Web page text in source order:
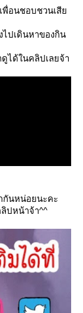
พื่อนชอบชวนเสี
ปเดินหาของกิน
ได้ในคลิปเลยจ้า
กันหน่อยนะคะ
ปหน้าจ้า^^